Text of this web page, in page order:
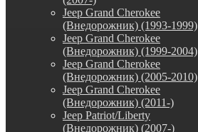
Jeep Grand Cherokee
(Внедорожник) (1993-1999)
Jeep Grand Cherokee
(Внедорожник) (1999-2004)
Jeep Grand Cherokee
(Внедорожник) (2005-2010)
Jeep Grand Cherokee
(Внедорожник) (2011-)
Jeep Patriot/Liberty
(Внедорожник) (2007-)